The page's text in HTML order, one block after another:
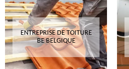
ENTREPRISE DE TOITURE
BE BELGIQUE